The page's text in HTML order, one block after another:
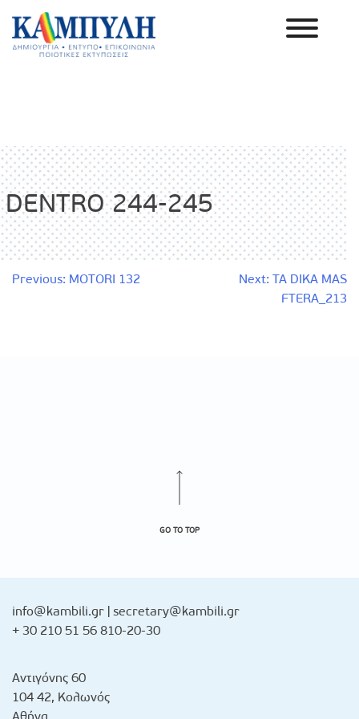
Skip
content
DENTRO 244-245
Πλοήγηση
Previous: MOTORI 132 Next: TA DIKA MAS
FTERA_213
GO TO TOP
info@kambili.gr secretary@kambili.gr
+ 30 210 51 56 810-20-30
Αντιγόνης 60
104 42, Κολωνός